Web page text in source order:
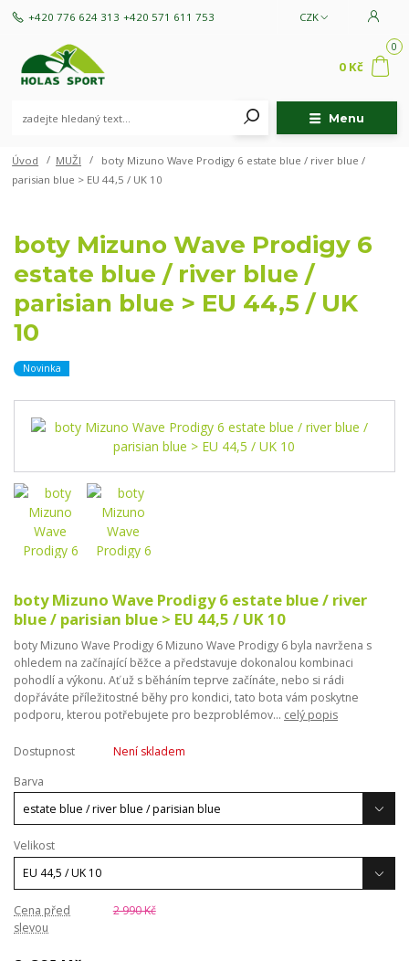
Menu
CZK
+420 776 624 313 +420 571 611 753
0
0 Kč
Úvod MUŽI
boty Mizuno Wave Prodigy 6 estate blue / river blue /
parisian blue > EU 44,5 / UK 10
boty Mizuno Wave Prodigy 6
estate blue / river blue /
parisian blue > EU 44,5 / UK
10
Novinka
boty Mizuno Wave Prodigy 6 estate blue / river
blue / parisian blue > EU 44,5 / UK 10
boty Mizuno Wave Prodigy 6 Mizuno Wave Prodigy 6 byla navržena s
ohledem na začínající běžce a představuje dokonalou kombinaci
pohodlí a výkonu. Ať už s běháním teprve začínáte, nebo si rádi
dopřáváte příležitostné běhy pro kondici, tato bota vám poskytne
podporu, kterou potřebujete pro bezproblémov... celý popis
Dostupnost
Není skladem
Barva
Velikost
Cena před
slevou
2 990 Kč